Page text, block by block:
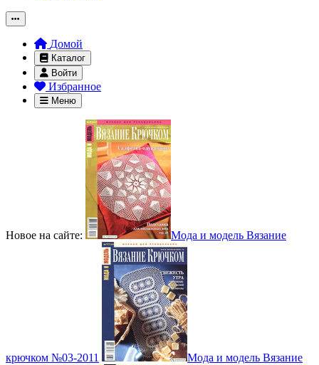
Домой
Каталог
Войти
Избранное
Меню
Новое на сайте: Мода и модель Вязание
крючком №03-2011 Мода и модель Вязание